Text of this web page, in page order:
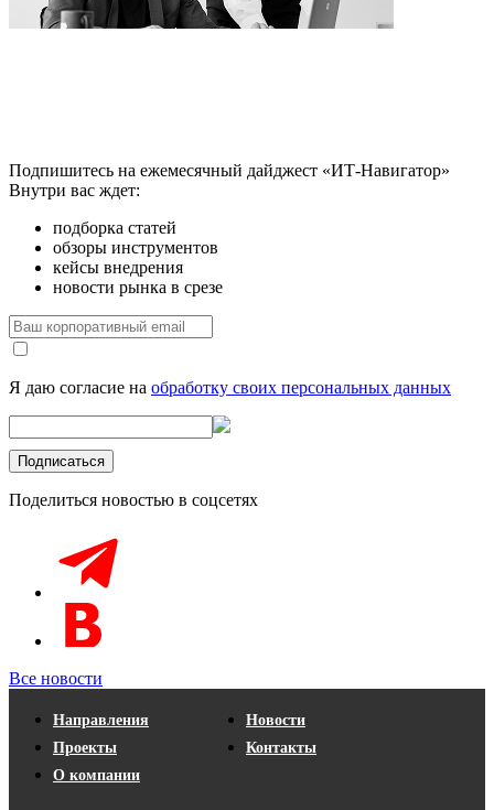
Подпишитесь на ежемесячный дайджест «ИТ-Навигатор»
Внутри вас ждет:
подборка статей
обзоры инструментов
кейсы внедрения
новости рынка в срезе
Я даю согласие на обработку своих персональных данных
Поделиться новостью в соцсетях
Все новости
Направления
Проекты
О компании
Новости
Контакты